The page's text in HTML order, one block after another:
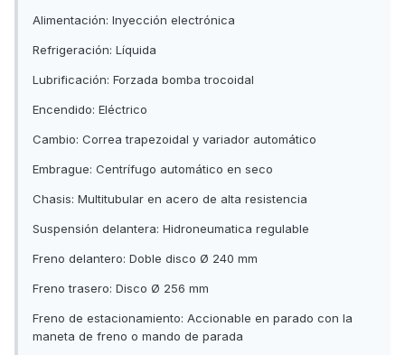
Alimentación: Inyección electrónica
Refrigeración: Líquida
Lubrificación: Forzada bomba trocoidal
Encendido: Eléctrico
Cambio: Correa trapezoidal y variador automático
Embrague: Centrífugo automático en seco
Chasis: Multitubular en acero de alta resistencia
Suspensión delantera: Hidroneumatica regulable
Freno delantero: Doble disco Ø 240 mm
Freno trasero: Disco Ø 256 mm
Freno de estacionamiento: Accionable en parado con la
maneta de freno o mando de parada